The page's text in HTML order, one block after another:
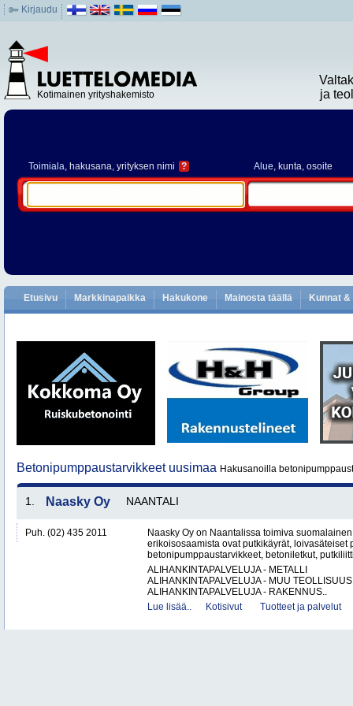
Kirjaudu
Kotimainen yrityshakemisto
ja
Toimiala, hakusana, yrityksen nimi ? Alue, kunta, osoite
Etusivu Markkinapaikka Hakukone Mainosta täällä Kunnat
Betonipumppaustarvikkeet uusimaa Hakusanoilla
1. Naasky Oy NAANTALI
Puh. (02) 435 2011
Naasky Oy on Naantalissa toimiva
erikoisosaamista ovat putkikäyrät, loivasäteiset
betonipumppaustarvikkeet, betoniletkut,
ALIHANKINTAPALVELUJA - METALLI
ALIHANKINTAPALVELUJA - MUU TEOLLISUUS
ALIHANKINTAPALVELUJA - RAKENNUS..
Lue lisää..
Kotisivut Tuotteet ja palvelut